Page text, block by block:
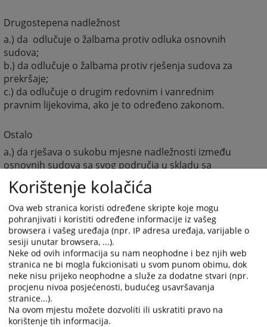
Drugostepena nadležnost
a.) da odlučuje o žalbama protiv odluka osnovnih
sudova;
b.) da odlučuje o žalbama protiv rješenja sudova za
prekršaje;
c.) da odlučuje o drugim redovnim i vanrednim
pravnim lijekovima, ako je to određeno zakonom.
Ostalo
a.) da rješava o sukobu mjesne nadležnosti između
osnovnih sudova sa svog područja u skladu sa
zakonom;
b.) da odlučuje o prenosu mjesne nadležnosti sa
jednog osnovnog suda na drugi osnovni sud na svom
području;
c.) da odlučuje o brisanju osude i prestanku mjera
bezbjednosti i pravnih posljedica osude, na osnovu
sudske odluke;
d.) da postupa po molbama za pomilovanje u skladu sa
zakonom;
e.) da rješava o priznanju odluka stranih sudova,
stranih trgovačkih sudova i stranih arbitraža;
f.) da pruža međunarodnu pravnu pomoć u krivičnim
Korištenje kolačića
Ova web stranica koristi određene skripte koje mogu
pohranjivati i koristiti određene informacije iz vašeg
browsera i vašeg uređaja (npr. IP adresa uređaja, varijable o
sesiji unutar browsera, ...).
Neke od ovih informacija su nam neophodne i bez njih web
stranica ne bi mogla fukcionisati u svom punom obimu, dok
neke nisu prijeko neophodne a služe za dodatne stvari (npr.
procjenu nivoa posjećenosti, budućeg usavršavanja
stranice...).
Na ovom mjestu možete dozvoliti ili uskratiti pravo na
korištenje tih informacija.